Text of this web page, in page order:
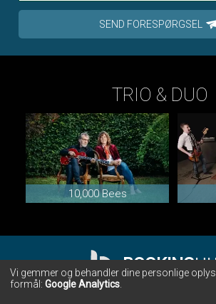
SEND FORESPØRGSEL
TRIO & DUO
10,000 Bees
BOOKING
Vi gemmer og behandler dine personlige
formål: Google Analytics